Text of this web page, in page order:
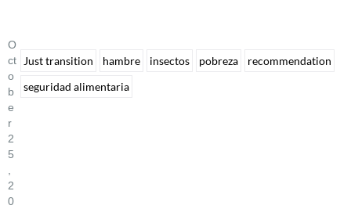
O
Ct
O
B
E
R
2
5
2
0
Just transition hambre insectos pobreza
recommendation
seguridad alimentaria